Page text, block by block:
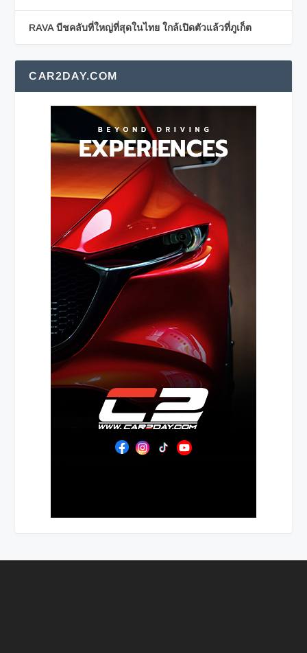
RAVA บีชคลับที่ใหญ่ที่สุดในไทย ใกล้เปิดตัวแล้วที่ภูเก็ต
CAR2DAY.COM